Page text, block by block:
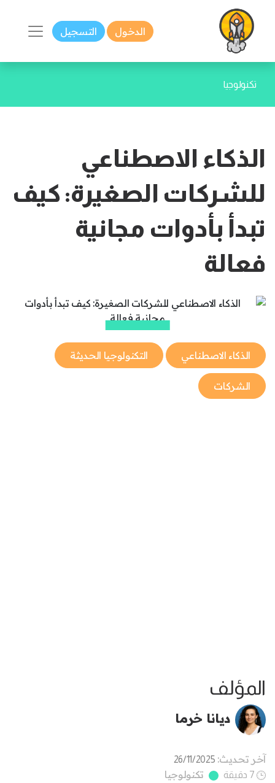
الدخول التسجيل
تكنولوجيا
الذكاء الاصطناعي
للشركات الصغيرة: كيف
تبدأ بأدوات مجانية
فعالة
الذكاء الاصطناعي التكنولوجيا الحديثة
الشركات
المؤلف
ديانا خرما
آخر تحديث: 26/11/2025
7 دقيقة
تكنولوجيا